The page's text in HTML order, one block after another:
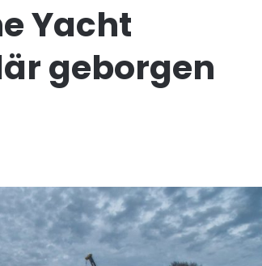
Yacht
geborgen